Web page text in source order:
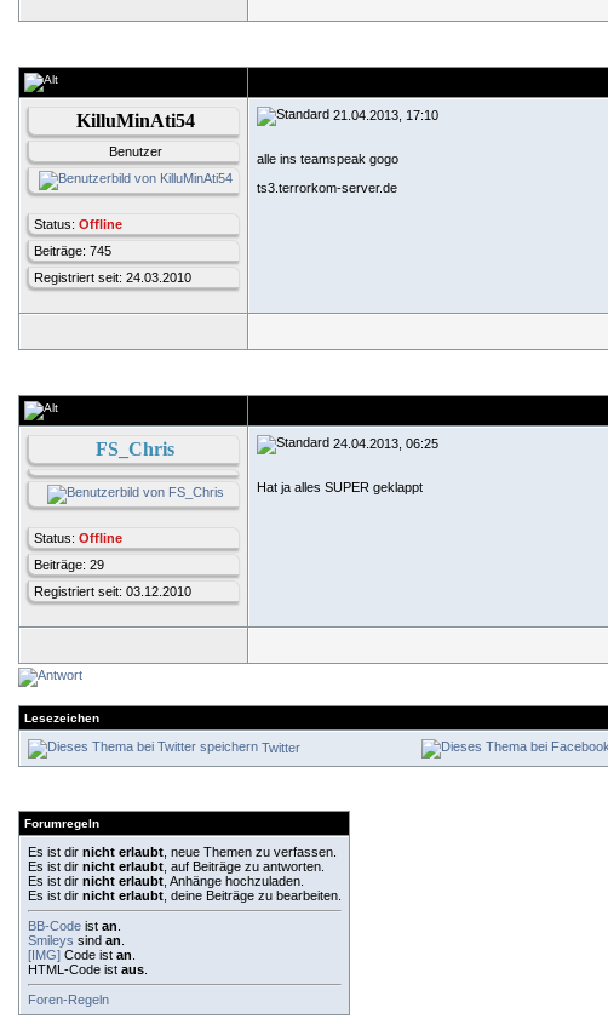
KilluMinAti54
Benutzer
Status: Offline
Beiträge: 745
Registriert seit: 24.03.2010
21.04.2013, 17:10
alle ins teamspeak gogo
ts3.terrorkom-server.de
FS_Chris
Status: Offline
Beiträge: 29
Registriert seit: 03.12.2010
24.04.2013, 06:25
Hat ja alles SUPER geklappt
Lesezeichen
Twitter
Forumregeln
Es ist dir nicht erlaubt , neue Themen zu verfassen.
Es ist dir nicht erlaubt , auf Beiträge zu antworten.
Es ist dir nicht erlaubt , Anhänge hochzuladen.
Es ist dir nicht erlaubt , deine Beiträge zu bearbeiten.
BB-Code ist an
Smileys sind an
[IMG] Code ist an
HTML-Code ist aus
Foren-Regeln